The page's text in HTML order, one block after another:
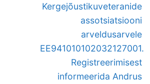
Kergejõustikuveteranide
assotsiatsiooni
arveldusarvele
EE941010102032127001.
Registreerimisest
informeerida Andrus